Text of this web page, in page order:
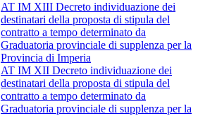
AT IM XIII Decreto individuazione dei
destinatari della proposta di stipula del
contratto a tempo determinato da
Graduatoria provinciale di supplenza per la
Provincia di Imperia
AT IM XII Decreto individuazione dei
destinatari della proposta di stipula del
contratto a tempo determinato da
Graduatoria provinciale di supplenza per la